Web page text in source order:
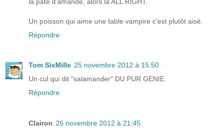
Un poisson qui aime une table vampire c’est plutôt aisé.
Répondre
Tom SixMille 25 novembre 2012 à 15:50
Un cul qui dit "salamander" DU PUR GENIE.
Répondre
Clairon 26 novembre 2012 à 21:45